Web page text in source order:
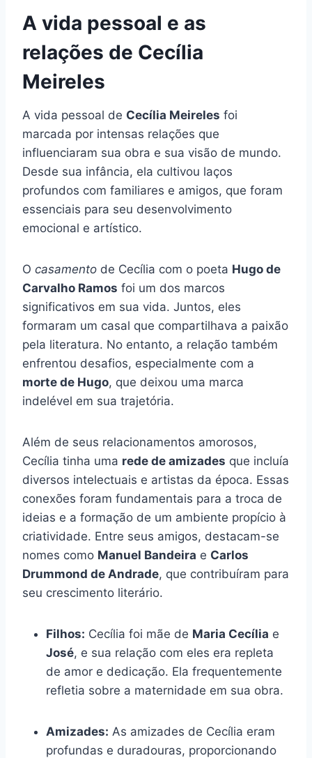
A vida pessoal e as
relações de Cecília
Meireles
A vida pessoal de Cecília Meireles foi
marcada por intensas relações que
influenciaram sua obra e sua visão de mundo.
Desde sua infância, ela cultivou laços
profundos com familiares e amigos, que foram
essenciais para seu desenvolvimento
emocional e artístico.
O casamento de Cecília com o poeta Hugo de
Carvalho Ramos foi um dos marcos
significativos em sua vida. Juntos, eles
formaram um casal que compartilhava a paixão
pela literatura. No entanto, a relação também
enfrentou desafios, especialmente com a
morte de Hugo, que deixou uma marca
indelével em sua trajetória.
Além de seus relacionamentos amorosos,
Cecília tinha uma rede de amizades que incluía
diversos intelectuais e artistas da época. Essas
conexões foram fundamentais para a troca de
ideias e a formação de um ambiente propício à
criatividade. Entre seus amigos, destacam-se
nomes como Manuel Bandeira e Carlos
Drummond de Andrade, que contribuíram para
seu crescimento literário.
Filhos: Cecília foi mãe de Maria Cecília e
José, e sua relação com eles era repleta
de amor e dedicação. Ela frequentemente
refletia sobre a maternidade em sua obra.
Amizades: As amizades de Cecília eram
profundas e duradouras, proporcionando